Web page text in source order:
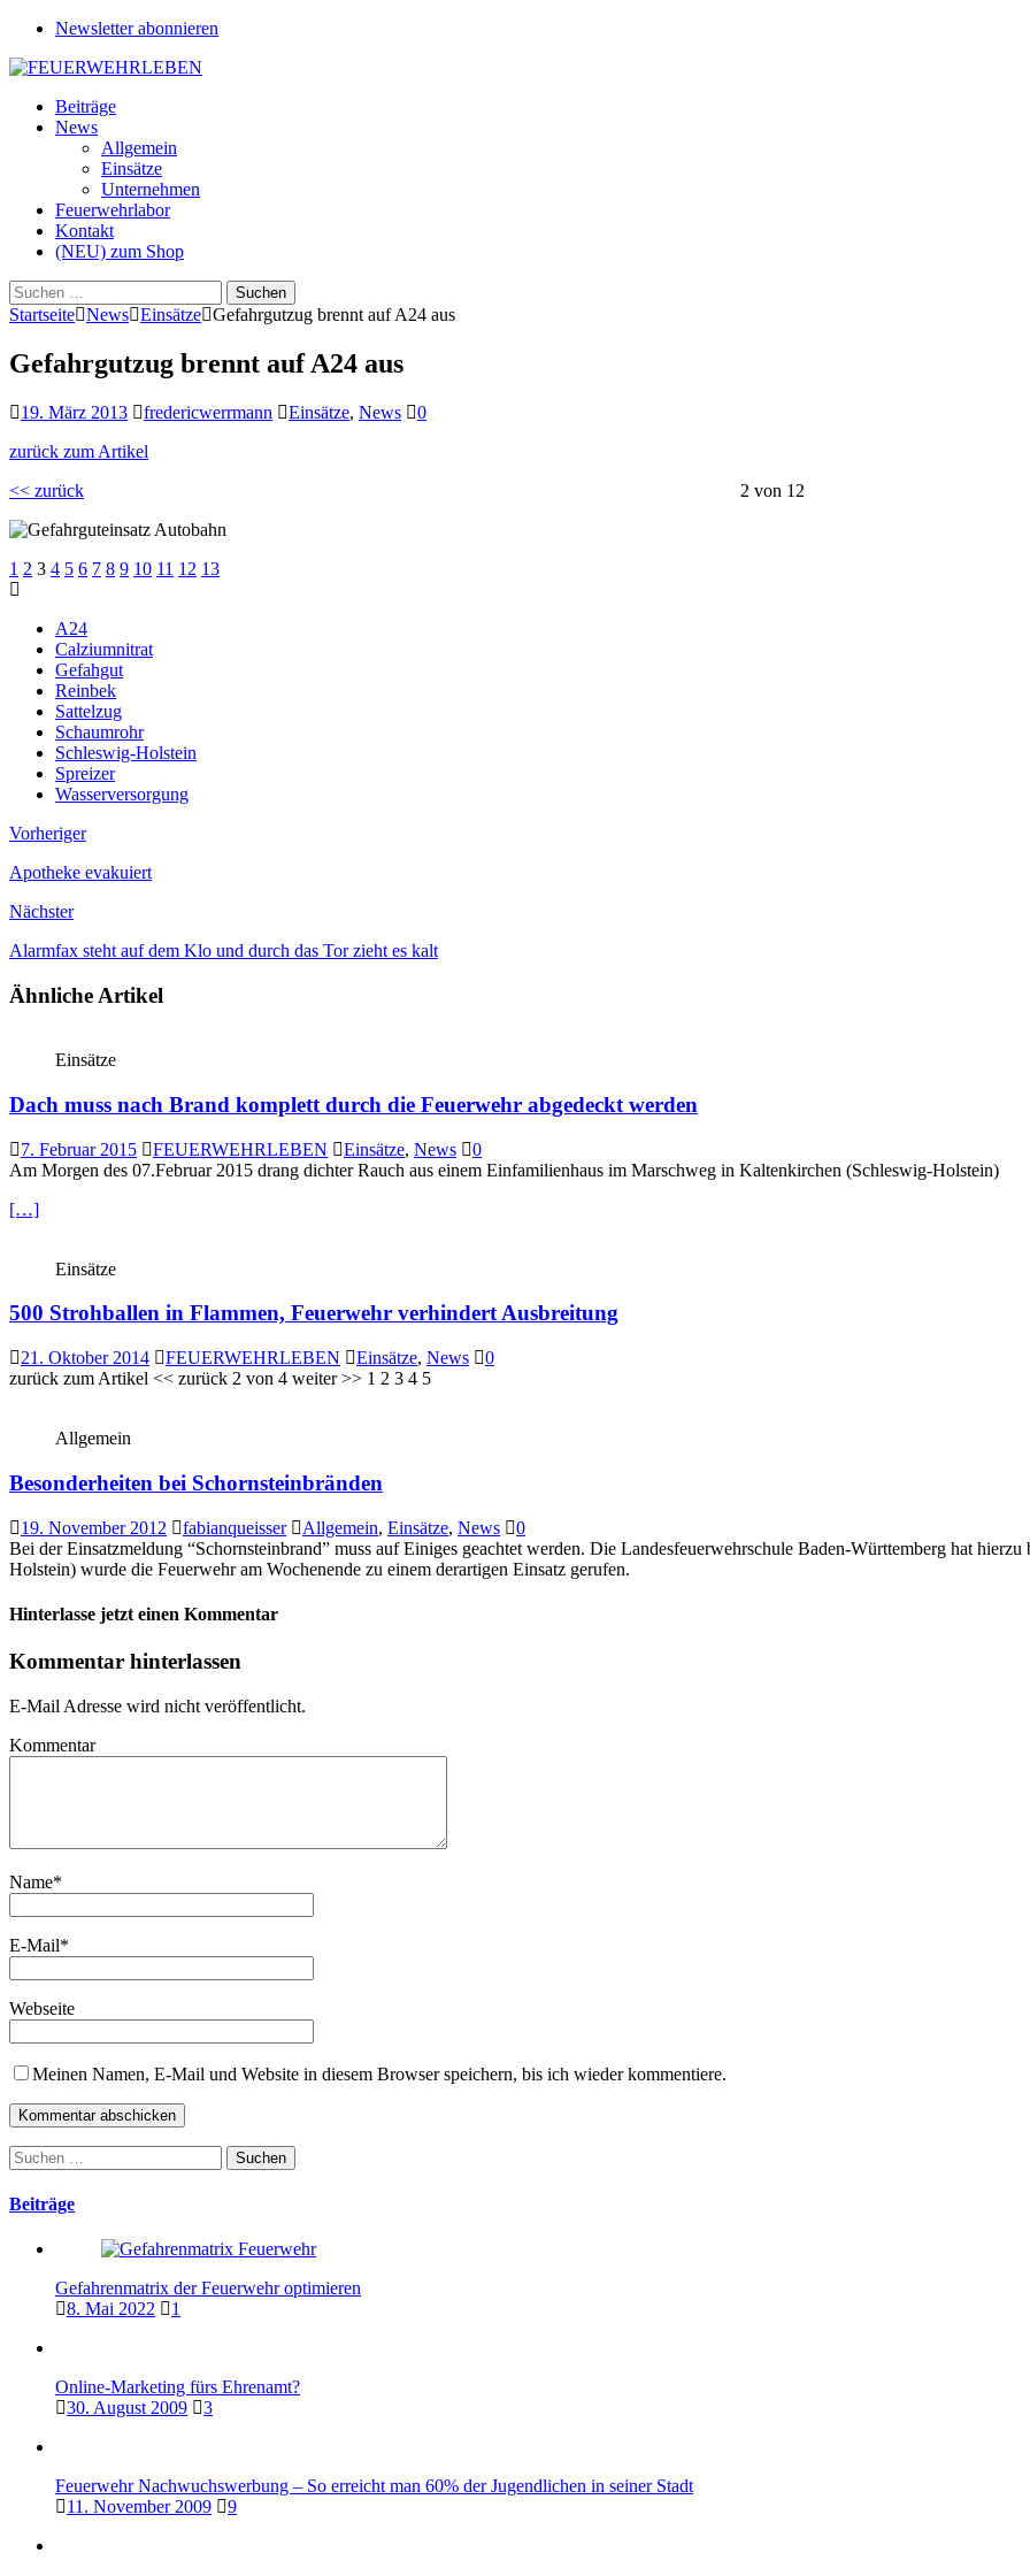
Newsletter abonnieren
Beiträge
News
Allgemein
Einsätze
Unternehmen
Feuerwehrlabor
Kontakt
(NEU) zum Shop
Suchen
nach:
Startseite News Einsätze Gefahrgutzug brennt auf A24 aus
Gefahrgutzug brennt auf A24 aus
19. März 2013 fredericwerrmann Einsätze, News
0
zurück zum Artikel
<< zurück
2 von 12
1 2 3 4 5 6 7 8 9 10 11 12 13
A24
Calziumnitrat
Gefahgut
Reinbek
Sattelzug
Schaumrohr
Schleswig-Holstein
Spreizer
Wasserversorgung
Vorheriger
Apotheke evakuiert
Nächster
Alarmfax steht auf dem Klo und durch das Tor zieht es kalt
Ähnliche Artikel
Einsätze
Dach muss nach Brand komplett durch die Feuerwehr abgedeckt werden
7. Februar 2015 FEUERWEHRLEBEN Einsätze, News
0
Am Morgen des 07.Februar 2015 drang dichter Rauch aus einem Einfamilienhaus im Marschweg in Kaltenkirchen (Schleswig-Holstein)
[…]
Einsätze
500 Strohballen in Flammen, Feuerwehr verhindert Ausbreitung
21. Oktober 2014 FEUERWEHRLEBEN Einsätze, News
0
zurück zum Artikel << zurück 2 von 4 weiter >> 1 2 3 4 5
Allgemein
Besonderheiten bei Schornsteinbränden
19. November 2012 fabianqueisser Allgemein, Einsätze, News
0
Bei der Einsatzmeldung “Schornsteinbrand” muss auf Einiges geachtet werden. Die Landesfeuerwehrschule Baden-Württemberg hat
Holstein) wurde die Feuerwehr am Wochenende zu einem derartigen Einsatz gerufen.
Hinterlasse jetzt einen Kommentar
Kommentar hinterlassen
E-Mail Adresse wird nicht veröffentlicht.
Kommentar
Name*
E-Mail*
Webseite
Meinen Namen, E-Mail und Website in diesem Browser speichern, bis ich wieder kommentiere.
Suchen
nach:
Beiträge
Gefahrenmatrix der Feuerwehr optimieren
8. Mai 2022
1
Online-Marketing fürs Ehrenamt?
30. August 2009
3
Feuerwehr Nachwuchswerbung – So erreicht man 60% der Jugendlichen in seiner Stadt
11. November 2009
9